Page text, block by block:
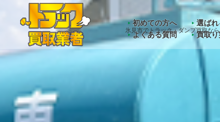
Warning : Undefined array key
氷見市でトラック・ダンプ買取な
初めての方へ
選ば
よくある質問
買取